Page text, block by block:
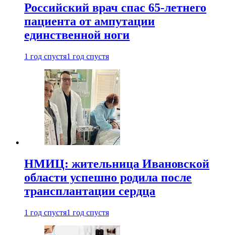
Российский врач спас 65-летнего
пациента от ампутации
единственной ноги
1 год спустя1 год спустя
НМИЦ: жительница Ивановской
области успешно родила после
трансплантации сердца
1 год спустя1 год спустя